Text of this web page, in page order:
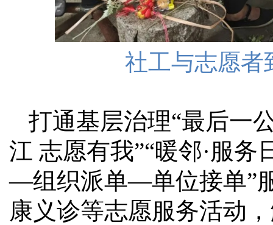
社工与志愿者
打通基层治理“最后一
江 志愿有我”“暖邻·服务
—组织派单—单位接单”
康义诊等志愿服务活动